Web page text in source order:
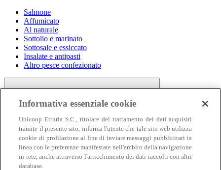
Salmone
Affumicato
Al naturale
Sottolio e marinato
Sottosale e essiccato
Insalate e antipasti
Altro pesce confezionato
Carne
Carne
Informativa essenziale cookie
Unicoop Etruria S.C., titolare del trattamento dei dati acquisiti
tramite il presente sito, informa l'utente che tale sito web utilizza
cookie di profilazione al fine di inviare messaggi pubblicitari in
linea con le preferenze manifestate nell'ambito della navigazione
in rete, anche attraverso l'arricchimento dei dati raccolti con altri
database.